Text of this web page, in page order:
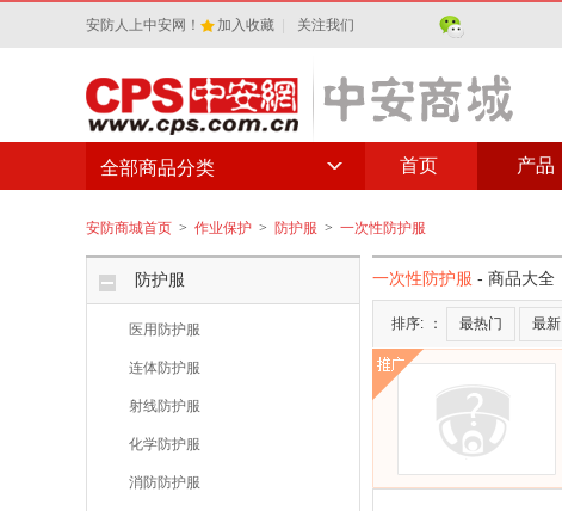
安防人上中安网！ 加入收藏 关注我们
首页 产品
全部商品分类
安防商城首页 > 作业保护 > 防护服 > 一次性防护服
防护服
医用防护服
连体防护服
射线防护服
化学防护服
消防防护服
一次性防护服 - 商品大全
排序: ： 最热门 最新